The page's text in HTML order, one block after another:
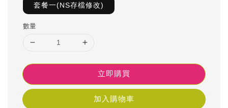
套餐一(NS存檔修改)
數量
立即購買
加入購物車